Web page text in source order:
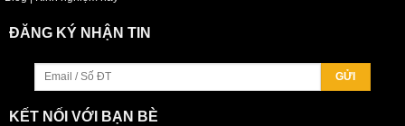
ĐĂNG KÝ NHẬN TIN
KẾT NỐI VỚI BẠN BÈ